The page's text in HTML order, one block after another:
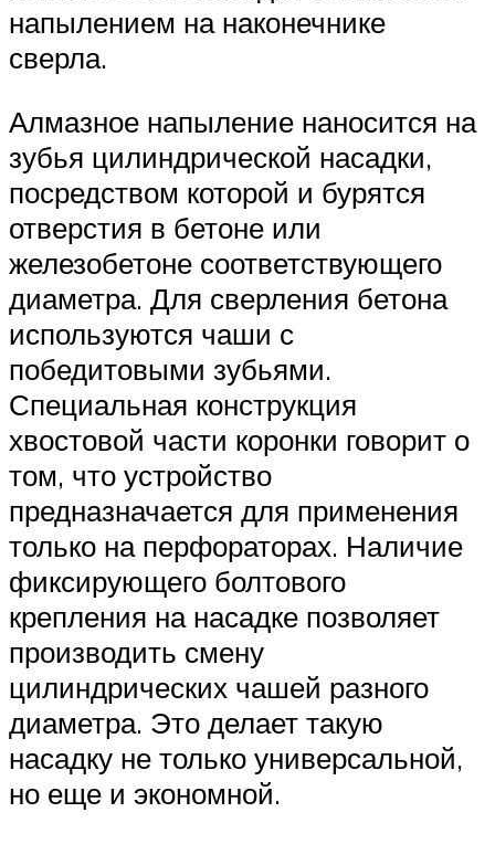
напылением на наконечнике
сверла.
Алмазное напыление наносится на
зубья цилиндрической насадки,
посредством которой и бурятся
отверстия в бетоне или
железобетоне соответствующего
диаметра. Для сверления бетона
используются чаши с
победитовыми зубьями.
Специальная конструкция
хвостовой части коронки говорит о
том, что устройство
предназначается для применения
только на перфораторах. Наличие
фиксирующего болтового
крепления на насадке позволяет
производить смену
цилиндрических чашей разного
диаметра. Это делает такую
насадку не только универсальной,
но еще и экономной.